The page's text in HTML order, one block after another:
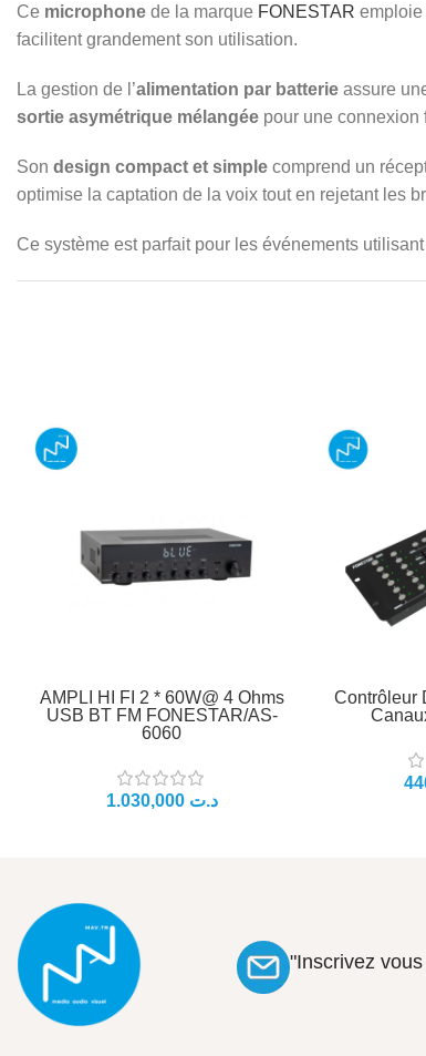
Ce microphone de la marque FONESTAR
facilitent grandement son utilisation.
La gestion de l’alimentation par batterie assure
sortie asymétrique mélangée pour une connexion
Son design compact et simple comprend un
optimise la captation de la voix tout en rejetant les
Ce système est parfait pour les événements
AMPLI HI FI 2 * 60W@ 4 Ohms
USB BT FM FONESTAR/AS-
6060
د.ت
Contrôleur
"Inscrivez